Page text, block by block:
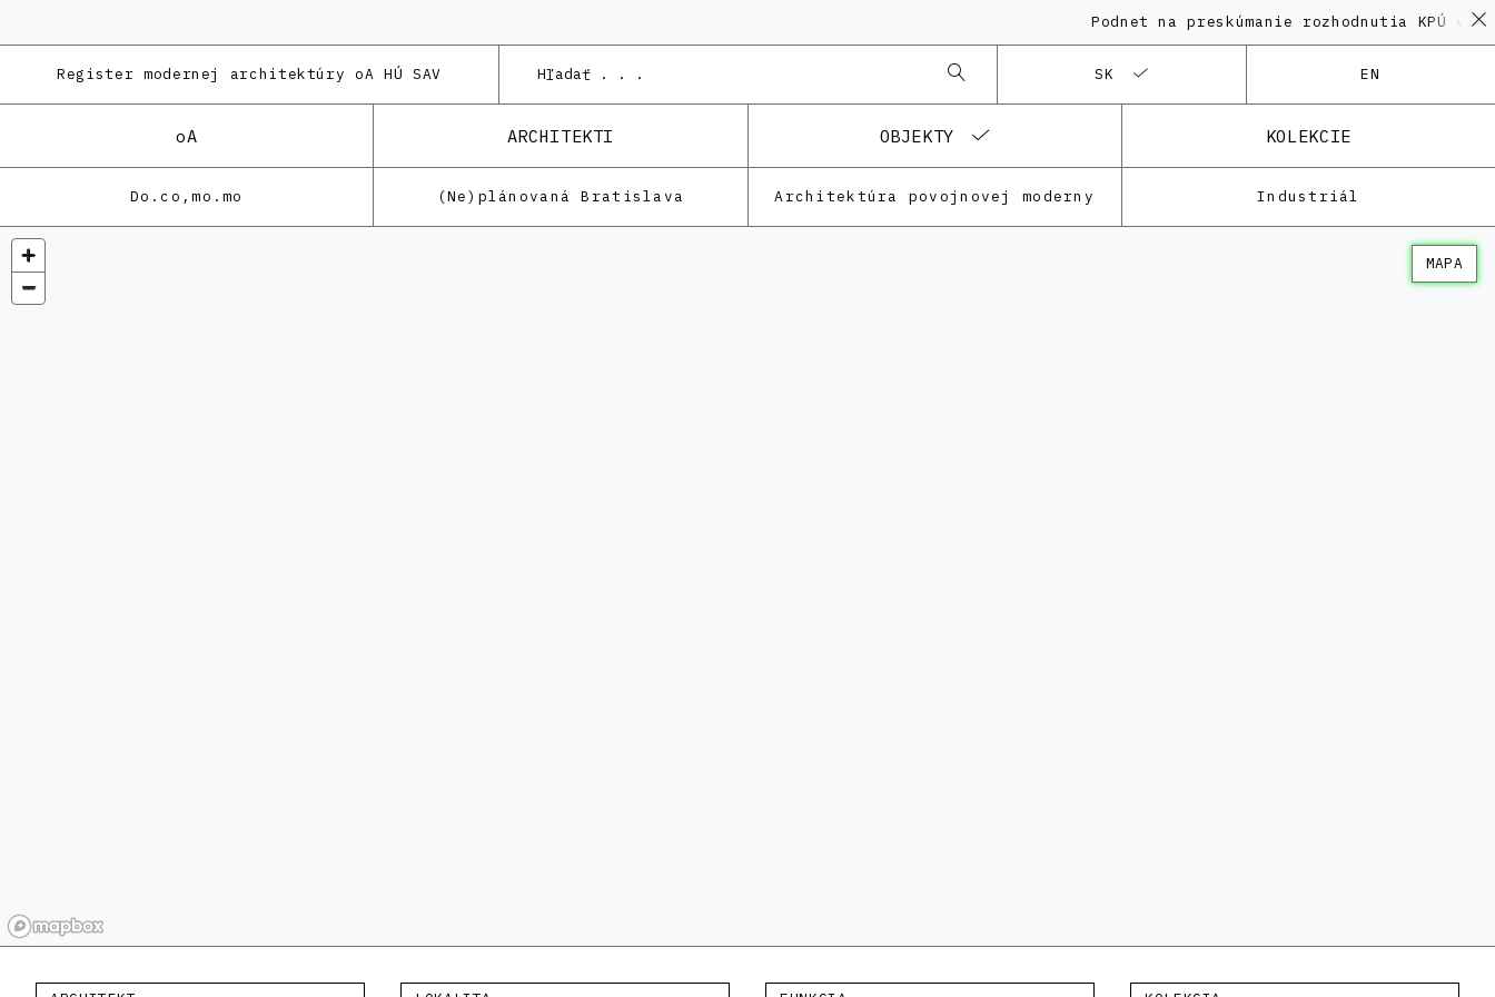
Podnet na preskúmanie rozhodnutia KPÚ vo
Register modernej architektúry oA HÚ SAV SK EN
oA ARCHITEKTI OBJEKTY KOLEKCIE
Do.co,mo.mo (Ne)plánovaná Bratislava Architektúra povojnovej moderny Industriál
MAPA